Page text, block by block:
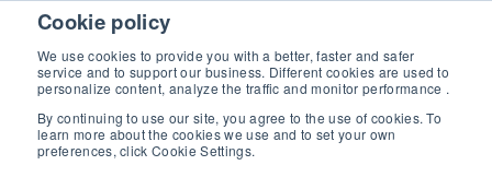
Cookie policy
We use cookies to provide you with a better, faster and safer
service and to support our business. Different cookies are used to
personalize content, analyze the traffic and monitor performance .
By continuing to use our site, you agree to the use of cookies. To
learn more about the cookies we use and to set your own
preferences, click Cookie Settings.
Skip to content
Tutustu uuteen Beamex-ratkaisut erinomaiseen kalibrointiin -
Ota yhteyttä